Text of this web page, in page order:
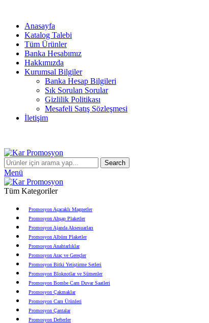
Anasayfa
Katalog Talebi
Tüm Ürünler
Banka Hesabımız
Hakkımızda
Kurumsal Bilgiler
Banka Hesap Bilgileri
Sık Sorulan Sorular
Gizlilik Politikası
Mesafeli Satış Sözleşmesi
İletişim
Search
Menü
Tüm Kategoriler
Promosyon Açacaklı Magnetler
Promosyon Ahşap Plaketler
Promosyon Ajanda Aksesuarları
Promosyon Albüm Plaketler
Promosyon Anahtarlıklar
Promosyon Araç ve Gereçler
Promosyon Bitki Yetiştirme Setleri
Promosyon Bloknotlar ve Sümenler
Promosyon Bombe Cam Duvar Saatleri
Promosyon Çakmaklar
Promosyon Cam Ürünleri
Promosyon Çantalar
Promosyon Defterler